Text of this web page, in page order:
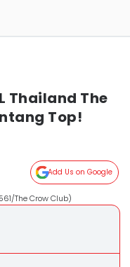
Thailand The
Top!
Add Us on Google
The Crow Club)